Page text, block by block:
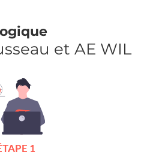
et AE WIL
1